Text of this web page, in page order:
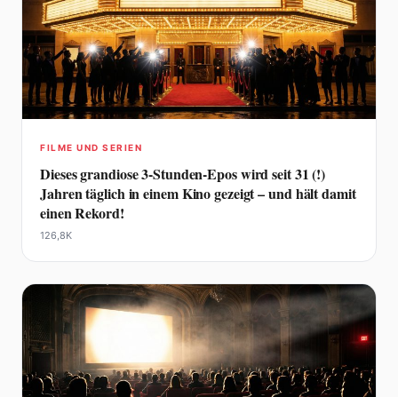
FILME UND SERIEN
Dieses grandiose 3-Stunden-Epos wird seit 31 (!)
Jahren täglich in einem Kino gezeigt – und hält damit
einen Rekord!
126,8K